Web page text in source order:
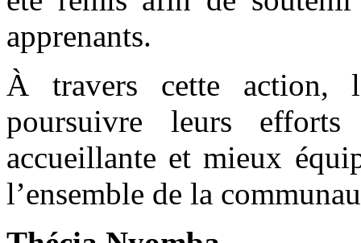
apprenants.
À travers cette action,
poursuivre leurs
accueillante et mieux
l’ensemble de la